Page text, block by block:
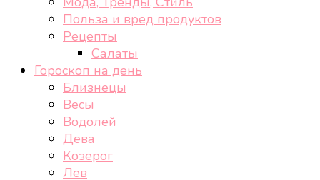
Польза и вред продуктов
Рецепты
Салаты
Гороскоп на день
Близнецы
Весы
Водолей
Дева
Козерог
Лев